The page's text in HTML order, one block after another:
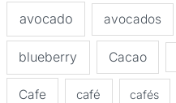
avocado avocados
blueberry Cacao
Cafe café cafés